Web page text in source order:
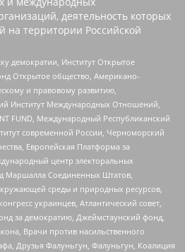
деятельность которых
на территории Российской
демократии, Институт Открытое
Открытое общество, Американо-
и правовому развитию,
Институт Международных Отношений,
FUND, Международный Республиканский
современной России, Черноморский
Европейская Платформа за
центр электоральных
Маршалла Соединенных Штатов,
среды и природных ресурсов,
украинцев, Атлантический совет,
за демократию, Джеймстаунский фонд,
Врачи против насильственного
Друзья Фалуньгун, Фалуньгун, Коалиция